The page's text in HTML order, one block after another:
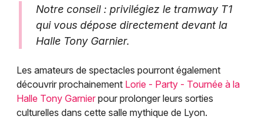
Notre conseil : privilégiez le tramway T1
qui vous dépose directement devant la
Halle Tony Garnier.
Les amateurs de spectacles pourront également
découvrir prochainement Lorie - Party - Tournée à la
Halle Tony Garnier pour prolonger leurs sorties
culturelles dans cette salle mythique de Lyon.